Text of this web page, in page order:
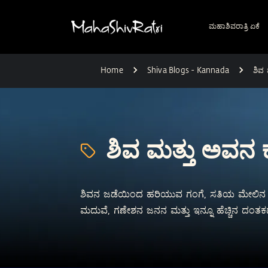
ಮಹಾಶಿವರಾತ್ರಿ ಏಕೆ
Home Shiva Blogs - Kannada ಶಿವ
ಶಿವ ಮತ್ತು ಅವನ
ಶಿವನ ಜಡೆಯಿಂದ ಹರಿಯುವ ಗಂಗೆ, ಸತಿಯ ಮೇಲಿನ
ಮದುವೆ, ಗಣೇಶನ ಜನನ ಮತ್ತು ಇನ್ನೂ ಹೆಚ್ಚಿನ